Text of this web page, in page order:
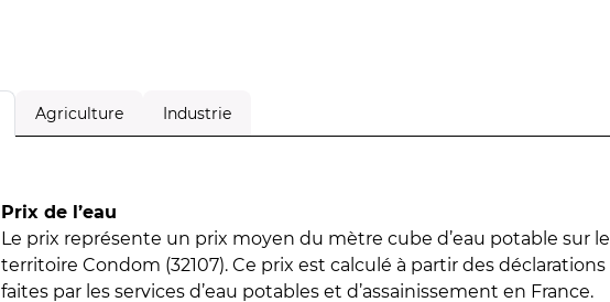
Agriculture Industrie
Prix de l’eau
Le prix représente un prix moyen du mètre cube d’eau potable sur le
territoire Condom (32107). Ce prix est calculé à partir des déclarations
faites par les services d’eau potables et d’assainissement en France.